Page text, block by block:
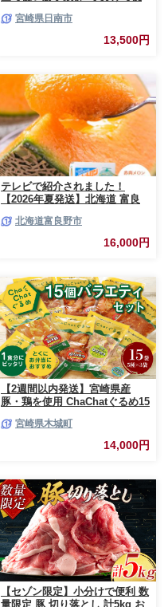
3kg お肉 豚肉 ポーク 国産 小分
け 真空パック 個包装 万能食材
おすすめ おかず 食品 炒め物 お
ぶ 焼肉 お祝い 記念日 ギフト
贈り物 贈答 プレゼント おすそ
分け 宮崎県 日南市 送料無料
_BCV1-24
宮崎県日南市
13,500円
テレビで紹介されました！
【2026年夏発送】北海道 富良
上 大玉サイズ メロン
北海道富良野市
16,000円
【2週間以内発送】宮崎県産
豚・鶏を使用 ChaChatぐるめ15
_K16_0040_4
宮崎県木城町
14,000円
【セゾン限定】小分けで便利 数
量限定 豚 切り落とし 計5kg お